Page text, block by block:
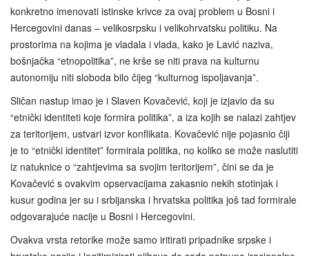
konkretno imenovati istinske krivce za ovaj problem u Bosni i
Hercegovini danas – velikosrpsku i velikohrvatsku politiku. Na
prostorima na kojima je vladala i vlada, kako je Lavić naziva,
bošnjačka “etnopolitika”, ne krše se niti prava na kulturnu
autonomiju niti sloboda bilo čijeg “kulturnog ispoljavanja”.
Sličan nastup imao je i Slaven Kovačević, koji je izjavio da su
“etnički identiteti koje formira politika”, a iza kojih se nalazi zahtjev
za teritorijem, ustvari izvor konflikata. Kovačević nije pojasnio čiji
je to “etnički identitet” formirala politika, no koliko se može naslutiti
iz natuknice o “zahtjevima sa svojim teritorijem”, čini se da je
Kovačević s ovakvim opservacijama zakasnio nekih stotinjak i
kusur godina jer su i srbijanska i hrvatska politika još tad formirale
odgovarajuće nacije u Bosni i Hercegovini.
Ovakva vrsta retorike može samo iritirati pripadnike srpske i